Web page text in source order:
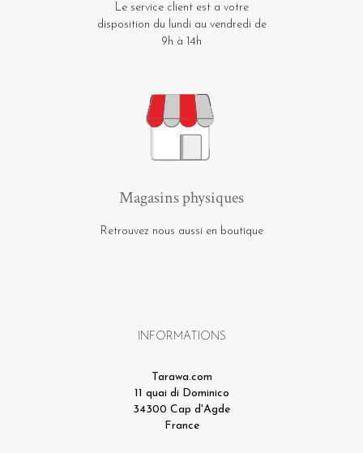
Le service client est a votre
disposition du lundi au vendredi de
9h à 14h
Magasins physiques
Retrouvez nous aussi en boutique
INFORMATIONS
Tarawa.com
11 quai di Dominico
34300 Cap d'Agde
France